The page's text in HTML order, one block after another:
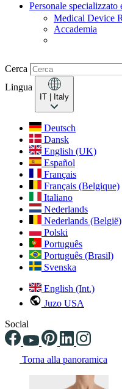
Personale specializzato
Medical Device
Accademia
Cerca
Lingua
IT | Italy
Deutsch
Dansk
English (UK)
Español
Français
Français (Belgique)
Italiano
Nederlands
Nederlands (België)
Polski
Português
Português (Brasil)
Svenska
English (Int.)
Juzo USA
Social
Torna alla panoramica